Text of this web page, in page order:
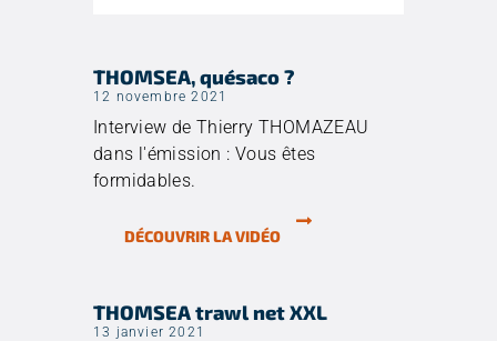
THOMSEA, quésaco ?
12 novembre 2021
Interview de Thierry THOMAZEAU
dans l'émission : Vous êtes
formidables.
DÉCOUVRIR LA VIDÉO
THOMSEA trawl net XXL
13 janvier 2021